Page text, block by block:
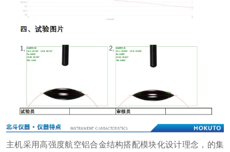
主机采用高强度航空铝合金结构搭配模块化设计理念，的集